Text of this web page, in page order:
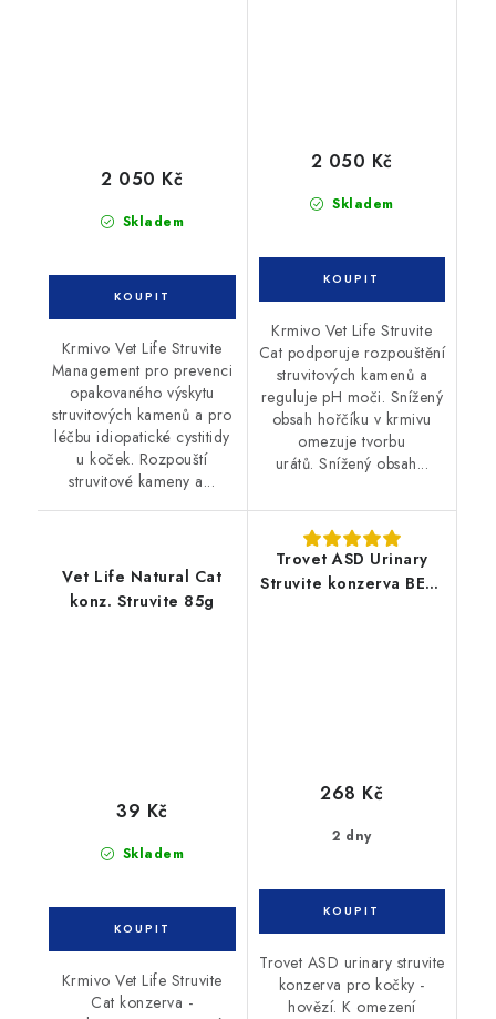
Skladem
2 050 Kč
Krmivo Vet Life Struvite
Management pro prevenci
opakovaného výskytu
struvitových kamenů a pro
léčbu idiopatické cystitidy
u koček. Rozpouští
struvitové kameny a...
Skladem
2 050 Kč
Krmivo Vet Life Struvite
Cat podporuje rozpouštění
struvitových kamenů a
reguluje pH moči. Snížený
obsah hořčíku v krmivu
omezuje tvorbu
urátů. Snížený obsah...
Vet Life Natural Cat
konz. Struvite 85g
Skladem
39 Kč
Krmivo Vet Life Struvite
Cat konzerva -
Trovet ASD Urinary
Struvite konzerva BEEF
2 dny
268 Kč
Trovet ASD urinary struvite
konzerva pro kočky -
hovězí. K omezení